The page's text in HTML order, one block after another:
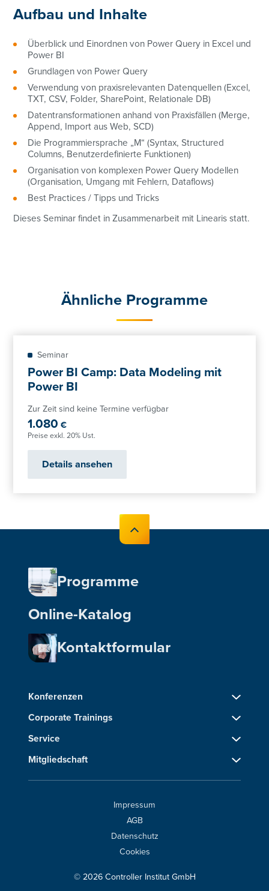
Aufbau und Inhalte
Überblick und Einordnen von Power Query in Excel und
Power BI
Grundlagen von Power Query
Verwendung von praxisrelevanten Datenquellen (Excel,
TXT, CSV, Folder, SharePoint, Relationale DB)
Datentransformationen anhand von Praxisfällen (Merge,
Append, Import aus Web, SCD)
Die Programmiersprache „M“ (Syntax, Structured
Columns, Benutzerdefinierte Funktionen)
Organisation von komplexen Power Query Modellen
(Organisation, Umgang mit Fehlern, Dataflows)
Best Practices / Tipps und Tricks
Dieses Seminar findet in Zusammenarbeit mit Linearis statt.
Ähnliche Programme
Seminar
Power BI Camp: Data Modeling mit
Power BI
Zur Zeit sind keine Termine verfügbar
1.080 €
Preise exkl. 20% Ust.
Details ansehen
Programme
Online-Katalog
Kontaktformular
Konferenzen
Corporate Trainings
Service
Mitgliedschaft
Impressum
AGB
Datenschutz
Cookies
© 2026 Controller Institut GmbH